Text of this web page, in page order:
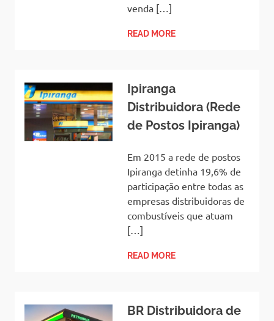
venda […]
READ MORE
Ipiranga
Distribuidora (Rede
de Postos Ipiranga)
Em 2015 a rede de postos
Ipiranga detinha 19,6% de
participação entre todas as
empresas distribuidoras de
combustíveis que atuam
[…]
READ MORE
BR Distribuidora de